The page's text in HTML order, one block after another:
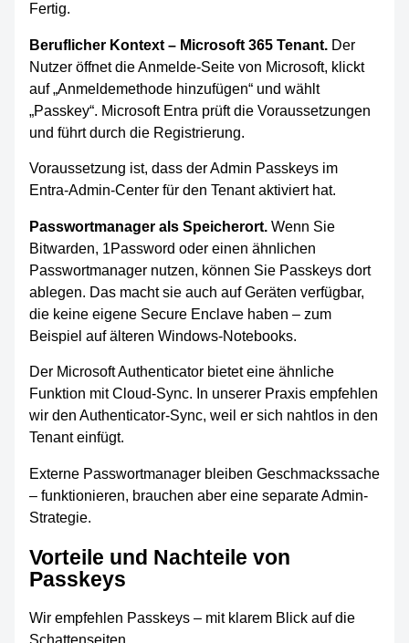
Fertig.
Beruflicher Kontext – Microsoft 365 Tenant.Der
Nutzer öffnet die Anmelde-Seite von Microsoft, klickt
auf „Anmeldemethode hinzufügen“ und wählt
„Passkey“. Microsoft Entra prüft die Voraussetzungen
und führt durch die Registrierung.
Voraussetzung ist, dass der Admin Passkeys im
Entra-Admin-Center für den Tenant aktiviert hat.
Passwortmanager als Speicherort.Wenn Sie
Bitwarden, 1Password oder einen ähnlichen
Passwortmanager nutzen, können Sie Passkeys dort
ablegen. Das macht sie auch auf Geräten verfügbar,
die keine eigene Secure Enclave haben – zum
Beispiel auf älteren Windows-Notebooks.
Der Microsoft Authenticator bietet eine ähnliche
Funktion mit Cloud-Sync. In unserer Praxis empfehlen
wir den Authenticator-Sync, weil er sich nahtlos in den
Tenant einfügt.
Externe Passwortmanager bleiben Geschmackssache
– funktionieren, brauchen aber eine separate Admin-
Strategie.
Vorteile und Nachteile von
Passkeys
Wir empfehlen Passkeys – mit klarem Blick auf die